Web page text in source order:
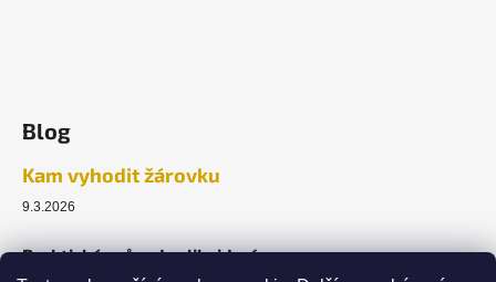
Blog
Kam vyhodit žárovku
9.3.2026
Praktický průvodce likvidací.